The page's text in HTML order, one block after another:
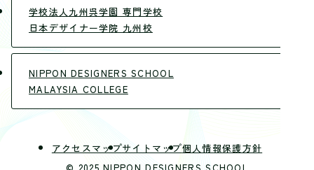
学校法人九州呉学園 専門学校
日本デザイナー学院 九州校
NIPPON DESIGNERS SCHOOL
MALAYSIA COLLEGE
アクセスマップサイトマップ個人情報保護方針